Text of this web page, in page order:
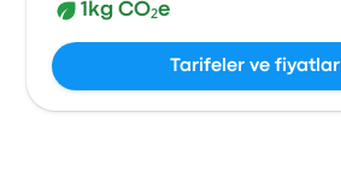
1kg CO₂e
Tarifeler ve fiyatlar